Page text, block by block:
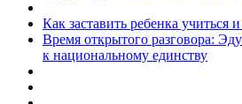
Как заставить ребенка учиться
Время открытого разговора:
к национальному единству